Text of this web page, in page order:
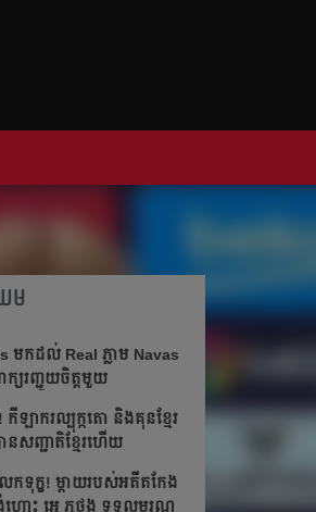
ម
មក​ដល់​ Real ភ្លាម​​ Navas
យ​រញ្ជួយ​ចិត្ត​មួយ​
ឡាករ​ល្បុក្កតោ​ និង​គុន​ខ្មែរ​
ន​សញ្ជាតិ​ខ្មែរ​ហើយ​
ក​ទុក្ខ​! ម្ដាយ​របស់​អតីត​កែង​
ង់​ហោះ​ អេ​ ភូថង​ ទទួល​មរណ